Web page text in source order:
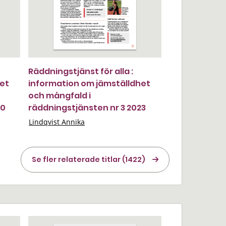
Räddningstjänst för alla :
information om jämställdhet
och mångfald i
räddningstjänsten nr 3 2023
Lindqvist Annika
Se fler relaterade titlar (1422)